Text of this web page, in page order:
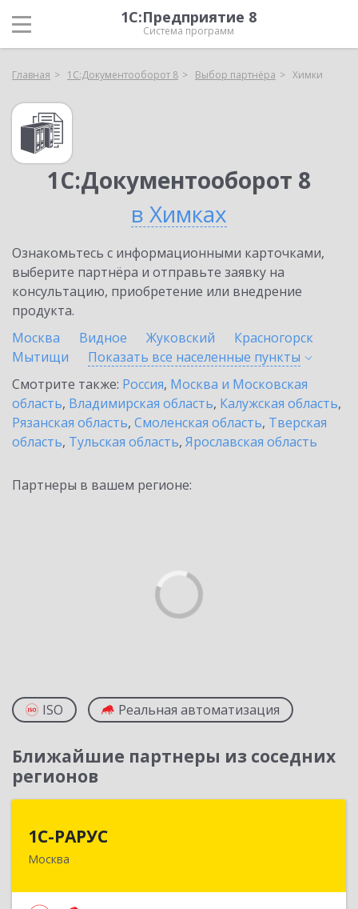
1С:Предприятие 8
Система программ
Главная 1С:Документооборот 8 Выбор партнёра Химки
1С:Документооборот 8
в Химках
Ознакомьтесь с информационными карточками,
выберите партнёра и отправьте заявку на
консультацию, приобретение или внедрение
продукта.
Москва
Видное Жуковский
Красногорск
Мытищи
Показать все населенные пункты
Смотрите также: Россия, Москва и Московская
область, Владимирская область, Калужская область,
Рязанская область, Смоленская область, Тверская
область, Тульская область, Ярославская область
Партнеры в вашем регионе:
ISO Реальная автоматизация
Ближайшие партнеры из соседних
регионов
1С-РАРУС
Москва127434, Москва г, Дмитровское ш, дом № 9Б